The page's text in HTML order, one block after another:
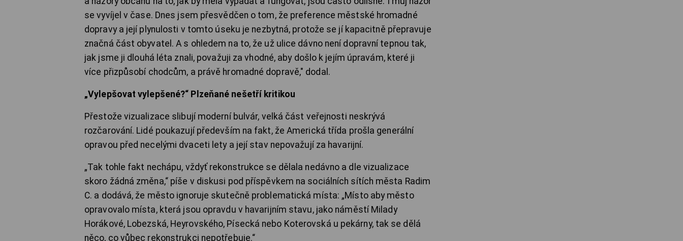
se vyvíjel v čase. Dnes jsem přesvědčen o tom, že preference městské hromadné
dopravy a její plynulosti v tomto úseku je nezbytná, protože se jí kapacitně přepravuje
značná část obyvatel. A s ohledem na to, že už ulice dávno není dopravní tepnou tak,
jak jsme ji dlouhá léta znali, považuji za vhodné, aby došlo k jejím úpravám, které ji
více přizpůsobí chodcům, a právě hromadné dopravě," dodal.
„Vylepšovat vylepšené?“ Plzeňané nešetří kritikou
Přestože vizualizace slibují moderní bulvár, velká část veřejnosti neskrývá
rozčarování. Lidé poukazují především na fakt, že Americká třída prošla generální
opravou před necelými dvaceti lety a její stav nepovažují za havarijní.
„Tak tohle fakt nechápu, vždyť rekonstrukce se dělala nedávno a dle vizualizace
skoro žádná změna,“ píše v diskusi pod příspěvkem na sociálních sítích města Radim
C. a dodává, že město ignoruje skutečně problematická místa: „Místo aby město
opravovalo místa, která jsou opravdu v havarijním stavu, jako náměstí Milady
Horákové, Lobezská, Heyrovského, Písecká nebo Koterovská u pekárny, tak se dělá
něco, co vůbec rekonstrukci nepotřebuje.“